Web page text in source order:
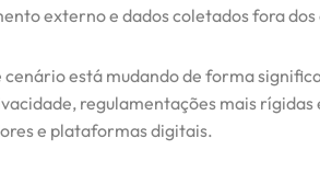
externo e dados coletados fora
cenário está mudando de forma
regulamentações mais rígidas
e plataformas digitais.